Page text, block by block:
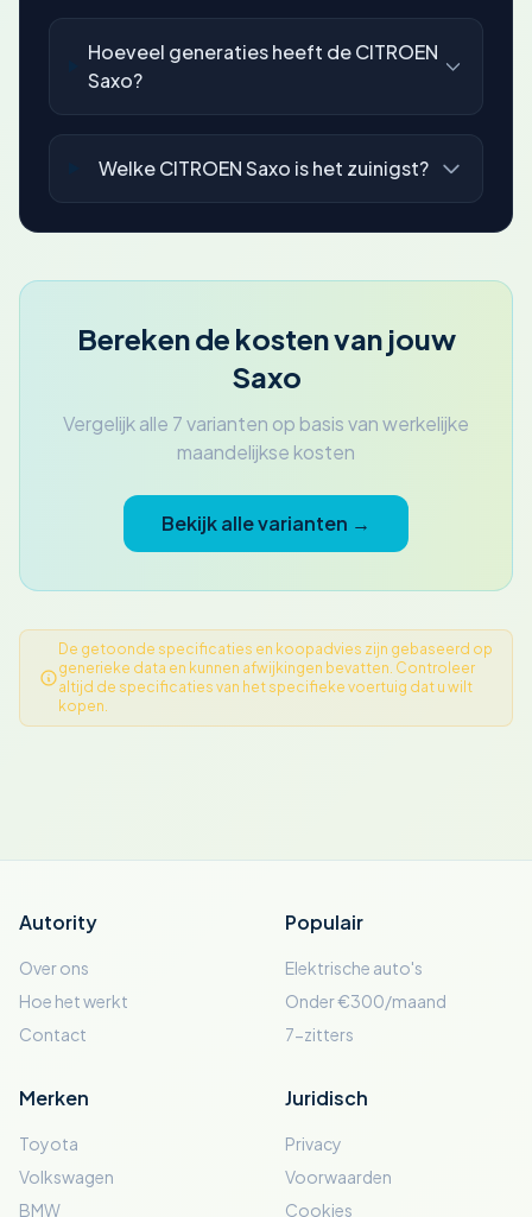
Hoeveel generaties heeft de CITROEN
Saxo?
Welke CITROEN Saxo is het zuinigst?
Bereken de kosten van jouw
Saxo
Vergelijk alle 7 varianten op basis van werkelijke
maandelijkse kosten
Bekijk alle varianten →
De getoonde specificaties en koopadvies zijn gebaseerd op
generieke data en kunnen afwijkingen bevatten. Controleer
altijd de specificaties van het specifieke voertuig dat u wilt
kopen.
Autority
Over ons
Hoe het werkt
Contact
Populair
Elektrische auto's
Onder €300/maand
7-zitters
Merken
Toyota
Volkswagen
BMW
Juridisch
Privacy
Voorwaarden
Cookies